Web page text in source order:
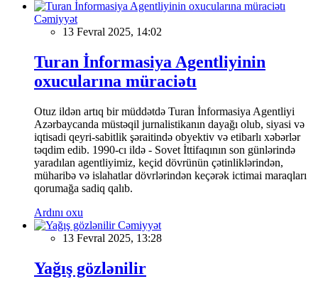
Cəmiyyət
13 Fevral 2025, 14:02
Turan İnformasiya Agentliyinin
oxucularına müraciətı
Otuz ildən artıq bir müddətdə Turan İnformasiya Agentliyi
Azərbaycanda müstəqil jurnalistikanın dayağı olub, siyasi və
iqtisadi qeyri-sabitlik şəraitində obyektiv və etibarlı xəbərlər
təqdim edib. 1990-cı ildə - Sovet İttifaqının son günlərində
yaradılan agentliyimiz, keçid dövrünün çətinliklərindən,
müharibə və islahatlar dövrlərindən keçərək ictimai maraqları
qorumağa sadiq qalıb.
Ardını oxu
Cəmiyyət
13 Fevral 2025, 13:28
Yağış gözlənilir